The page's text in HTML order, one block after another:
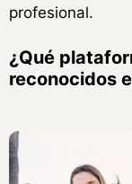
profesional.
¿Qué
reconocidos